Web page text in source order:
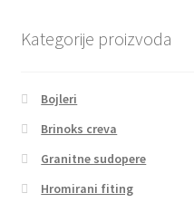
Kategorije proizvoda
Bojleri
Brinoks creva
Granitne sudopere
Hromirani fiting